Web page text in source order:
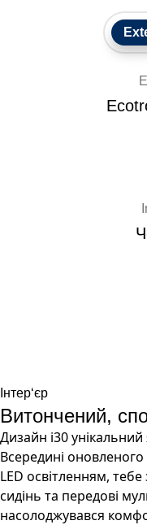
Інтер‘єр
Витончений,
Дизайн i30 унікальний
Всередині
LED освітленням,
сидінь та передові
насолоджувався